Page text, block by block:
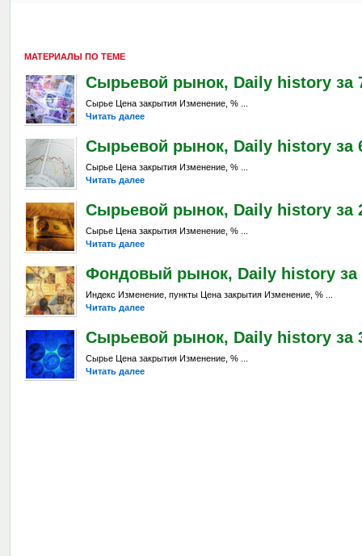
МАТЕРИАЛЫ ПО ТЕМЕ
Сырьевой рынок, Daily history за 7
Сырье Цена закрытия Изменение, % ...
Читать далее
Сырьевой рынок, Daily history за
Сырье Цена закрытия Изменение, % ...
Читать далее
Сырьевой рынок, Daily history за
Сырье Цена закрытия Изменение, % ...
Читать далее
Фондовый рынок, Daily history за
Индекс Изменение, пункты Цена закрытия Изменение, % ...
Читать далее
Сырьевой рынок, Daily history за
Сырье Цена закрытия Изменение, % ...
Читать далее